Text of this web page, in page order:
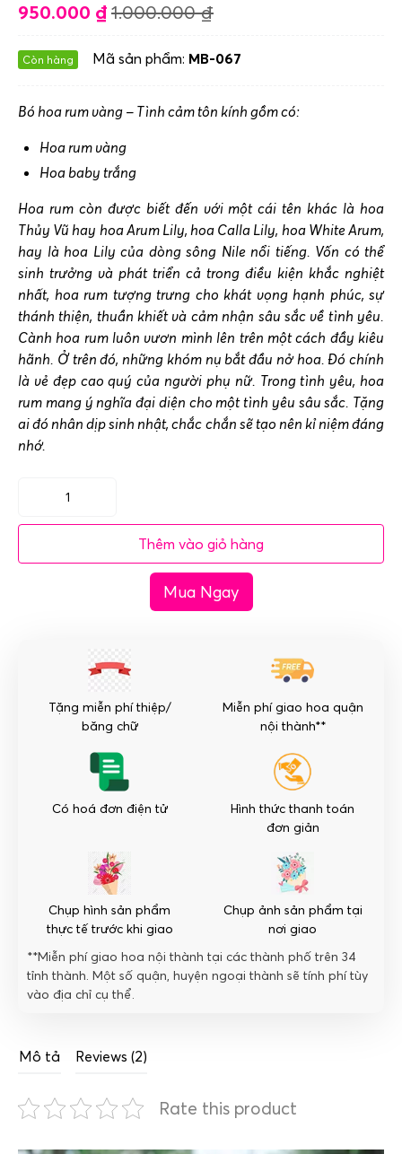
950.000 ₫ 1.000.000₫
Còn hàng Mã sản phẩm: MB-067
Bó hoa rum vàng – Tình cảm tôn kính gồm có:
Hoa rum vàng
Hoa baby trắng
Hoa rum còn được biết đến với một cái tên khác là hoa
Thủy Vũ hay hoa Arum Lily, hoa Calla Lily, hoa White Arum,
hay là hoa Lily của dòng sông Nile nổi tiếng. Vốn có thể
sinh trưởng và phát triển cả trong điều kiện khắc nghiệt
nhất, hoa rum tượng trưng cho khát vọng hạnh phúc, sự
thánh thiện, thuần khiết và cảm nhận sâu sắc về tình yêu.
Cành hoa rum luôn vươn mình lên trên một cách đầy kiêu
hãnh. Ở trên đó, những khóm nụ bắt đầu nở hoa. Đó chính
là vẻ đẹp cao quý của người phụ nữ. Trong tình yêu, hoa
rum mang ý nghĩa đại diện cho một tình yêu sâu sắc. Tặng
ai đó nhân dịp sinh nhật, chắc chắn sẽ tạo nên kỉ niệm đáng
nhớ.
Bó
hoa
kính
lượng
Thêm vào giỏ hàng
Mua Ngay
Tặng miễn phí thiệp/
băng chữ
Miễn phí giao hoa quận
nội thành**
Có hoá đơn điện tử
Hình thức thanh toán
đơn giản
Chụp hình sản phẩm
thực tế trước khi giao
Chụp ảnh sản phẩm tại
nơi giao
**Miễn phí giao hoa nội thành tại các thành phố trên 34
tỉnh thành. Một số quận, huyện ngoại thành sẽ tính phí tùy
vào địa chỉ cụ thể.
Mô tả Reviews (2)
Rate this product